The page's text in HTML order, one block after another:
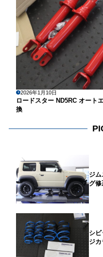
2026年1月10日
ロードスター ND5RC オート
換
ジム
グ修
シ
ジ